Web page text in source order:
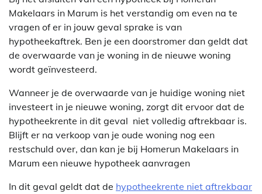
Makelaars in Marum is het verstandig om even na te
vragen of er in jouw geval sprake is van
hypotheekaftrek. Ben je een doorstromer dan geldt dat
de overwaarde van je woning in de nieuwe woning
wordt geïnvesteerd.
Wanneer je de overwaarde van je huidige woning niet
investeert in je nieuwe woning, zorgt dit ervoor dat de
hypotheekrente in dit geval niet volledig aftrekbaar is.
Blijft er na verkoop van je oude woning nog een
restschuld over, dan kan je bij Homerun Makelaars in
Marum een nieuwe hypotheek aanvragen
In dit geval geldt dat de hypotheekrente niet aftrekbaar